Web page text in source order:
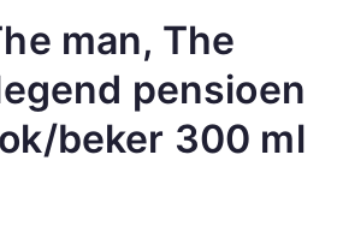
man, The
pensioen
beker 300 ml